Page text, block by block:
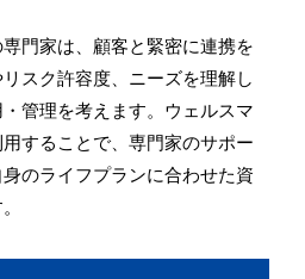
門家は、顧客と緊密に連携を
スク許容度、ニーズを理解し
管理を考えます。ウェルスマ
することで、専門家のサポー
のライフプランに合わせた資